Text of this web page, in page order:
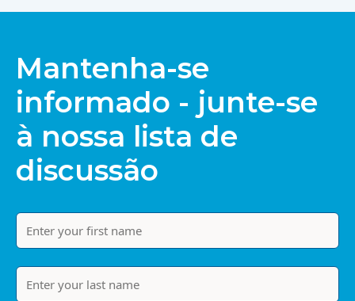
Mantenha-se
informado - junte-se
à nossa lista de
discussão